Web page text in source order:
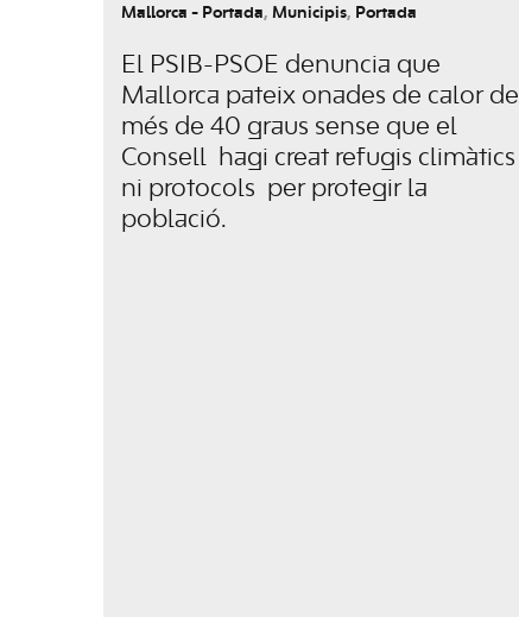
Mallorca - Portada, Municipis, Portada
El PSIB-PSOE denuncia que
Mallorca pateix onades de calor de
més de 40 graus sense que el
Consell hagi creat refugis climàtics
ni protocols per protegir la
població.